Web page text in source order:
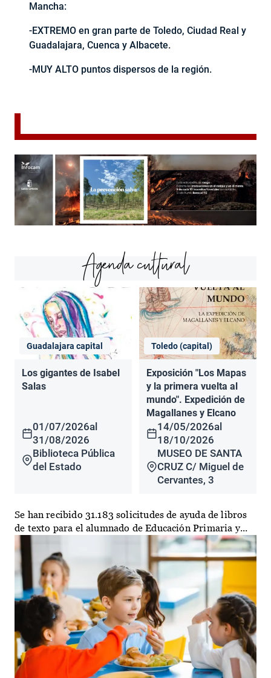
Mancha:
-EXTREMO en gran parte de Toledo, Ciudad Real y
Guadalajara, Cuenca y Albacete.
-MUY ALTO puntos dispersos de la región.
Agenda cultural
Guadalajara capital
Los gigantes de Isabel
Salas
01/07/2026al
31/08/2026
Biblioteca Pública
del Estado
Toledo (capital)
Exposición "Los Mapas
y la primera vuelta al
mundo". Expedición de
Magallanes y Elcano
14/05/2026al
18/10/2026
MUSEO DE SANTA
CRUZ C/ Miguel de
Cervantes, 3
Se han recibido 31.183 solicitudes de ayuda de libros
de texto para el alumnado de Educación Primaria y...